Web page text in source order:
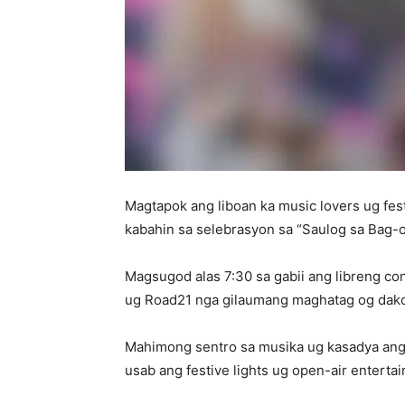
Magtapok ang liboan ka music lovers ug
kabahin sa selebrasyon sa “Saulog sa Bag-
Magsugod alas 7:30 sa gabii ang libreng
ug Road21 nga gilaumang maghatag og
Mahimong sentro sa musika ug kasadya
usab ang festive lights ug open-air